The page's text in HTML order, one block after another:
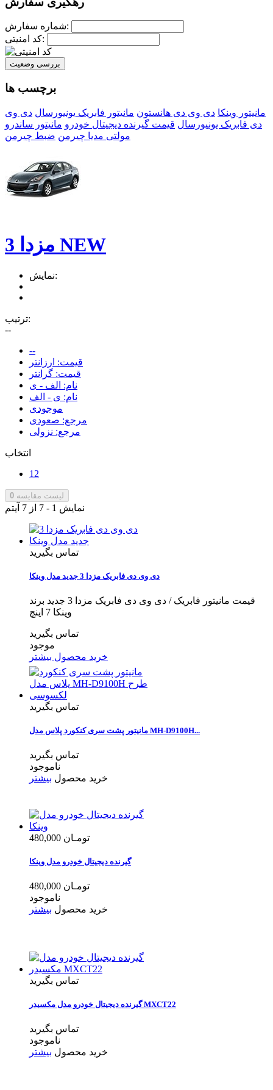
شماره سفارش:
کد امنیتی:
بررسی وضعیت
برچسب ها
مانیتور وینکا دی وی دی هانستون مانیتور فابریک یونیورسال دی وی
دی فابریک یونیورسال قیمت گیرنده دیجیتال خودرو مانیتور ساندرو
مولتی مدیا چیرمن ضبط چیرمن
مزدا 3 NEW
نمایش:
ترتیب:
--
--
قیمت: ارزانتر
قیمت: گرانتر
نام: الف - ی
نام: ی - الف
موجودی
مرجع: صعودی
مرجع: نزولی
انتخاب
12
لیست مقایسه 0
نمایش 1 - 7 از 7 آیتم
تماس بگیرید
دی وی دی فابریک مزدا 3 جدید مدل وینکا
قیمت مانیتور فابریک / دی وی دی فابریک مزدا 3 جدید برند
وینکا 7 اینچ
تماس بگیرید
موجود
خرید محصول بیشتر
تماس بگیرید
مانیتور پشت سری کنکورد پلاس مدل MH-D9100H...
تماس بگیرید
ناموجود
خرید محصول بیشتر
480,000 تومـان
گیرنده دیجیتال خودرو مدل وینکا
480,000 تومـان
ناموجود
خرید محصول بیشتر
تماس بگیرید
گیرنده دیجیتال خودرو مدل مکسیدر MXCT22
تماس بگیرید
ناموجود
خرید محصول بیشتر